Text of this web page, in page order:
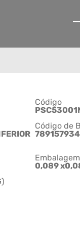
Código
Código de
0,089